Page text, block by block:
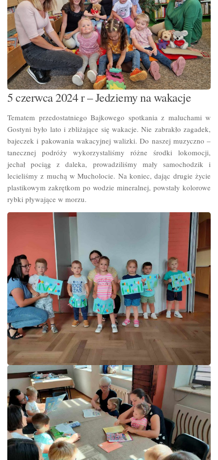
5 czerwca 2024 r – Jedziemy na wakacje
Tematem przedostatniego Bajkowego spotkania z maluchami w
Gostyni było lato i zbliżające się wakacje. Nie zabrakło zagadek,
bajeczek i pakowania wakacyjnej walizki. Do naszej muzyczno –
tanecznej podróży wykorzystaliśmy różne środki lokomocji,
jechał pociąg z daleka, prowadziliśmy mały samochodzik i
lecieliśmy z muchą w Mucholocie. Na koniec, dając drugie życie
plastikowym zakrętkom po wodzie mineralnej, powstały kolorowe
rybki pływające w morzu.